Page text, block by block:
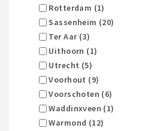
Rotterdam (1)
Sassenheim (20)
Ter Aar (3)
Uithoorn (1)
Utrecht (5)
Voorhout (9)
Voorschoten (6)
Waddinxveen (1)
Warmond (12)